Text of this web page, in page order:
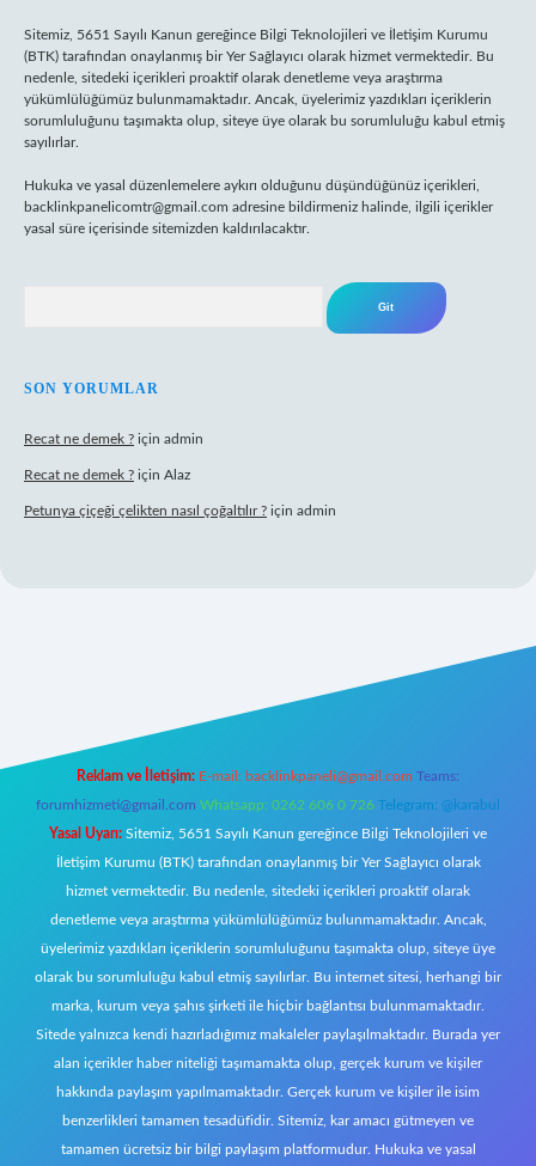
Sitemiz, 5651 Sayılı Kanun gereğince Bilgi Teknolojileri ve İletişim Kurumu
(BTK) tarafından onaylanmış bir Yer Sağlayıcı olarak hizmet vermektedir. Bu
nedenle, sitedeki içerikleri proaktif olarak denetleme veya araştırma
yükümlülüğümüz bulunmamaktadır. Ancak, üyelerimiz yazdıkları içeriklerin
sorumluluğunu taşımakta olup, siteye üye olarak bu sorumluluğu kabul etmiş
sayılırlar.
Hukuka ve yasal düzenlemelere aykırı olduğunu düşündüğünüz içerikleri,
backlinkpanelicomtr@gmail.com adresine bildirmeniz halinde, ilgili içerikler
yasal süre içerisinde sitemizden kaldırılacaktır.
SON YORUMLAR
Recat ne demek ? için admin
Recat ne demek ? için Alaz
Petunya çiçeği çelikten nasıl çoğaltılır ? için admin
Reklam ve İletişim: E-mail: backlinkpaneli@gmail.com Teams:
forumhizmeti@gmail.com Whatsapp: 0262 606 0 726 Telegram: @karabul
Yasal Uyarı: Sitemiz, 5651 Sayılı Kanun gereğince Bilgi Teknolojileri ve
İletişim Kurumu (BTK) tarafından onaylanmış bir Yer Sağlayıcı olarak
hizmet vermektedir. Bu nedenle, sitedeki içerikleri proaktif olarak
denetleme veya araştırma yükümlülüğümüz bulunmamaktadır. Ancak,
üyelerimiz yazdıkları içeriklerin sorumluluğunu taşımakta olup, siteye üye
olarak bu sorumluluğu kabul etmiş sayılırlar. Bu internet sitesi, herhangi bir
marka, kurum veya şahıs şirketi ile hiçbir bağlantısı bulunmamaktadır.
Sitede yalnızca kendi hazırladığımız makaleler paylaşılmaktadır. Burada yer
alan içerikler haber niteliği taşımamakta olup, gerçek kurum ve kişiler
hakkında paylaşım yapılmamaktadır. Gerçek kurum ve kişiler ile isim
benzerlikleri tamamen tesadüfidir. Sitemiz, kar amacı gütmeyen ve
tamamen ücretsiz bir bilgi paylaşım platformudur. Hukuka ve yasal